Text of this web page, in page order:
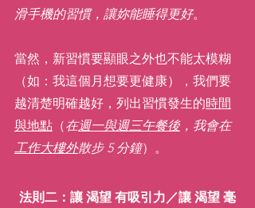
滑手機的習慣，讓妳能睡得更好。
當然，新習慣要顯眼之外也不能太模糊
（如：我這個月想要更健康），我們要
越清楚明確越好，列出習慣發生的時間
與地點 （在週一與週三午餐後，我會在
工作大樓外散步 5 分鐘）。
法則二：讓 渴望 有吸引力／讓 渴望 毫